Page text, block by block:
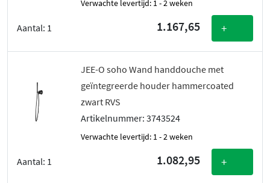
Verwachte levertijd: 1 - 2 weken
Aantal: 1 1.167,65 +
JEE-O soho Wand handdouche met
geïntegreerde houder hammercoated
zwart RVS
Artikelnummer: 3743524
Verwachte levertijd: 1 - 2 weken
Aantal: 1 1.082,95 +